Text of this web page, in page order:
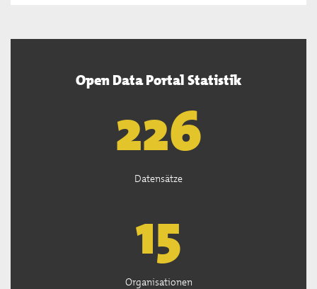
Open Data Portal Statistik
226
Datensätze
15
Organisationen